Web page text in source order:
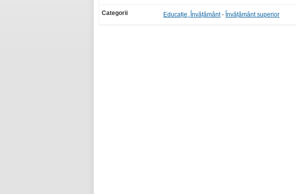
Categorii Educație, Învățământ- Învățământ superior